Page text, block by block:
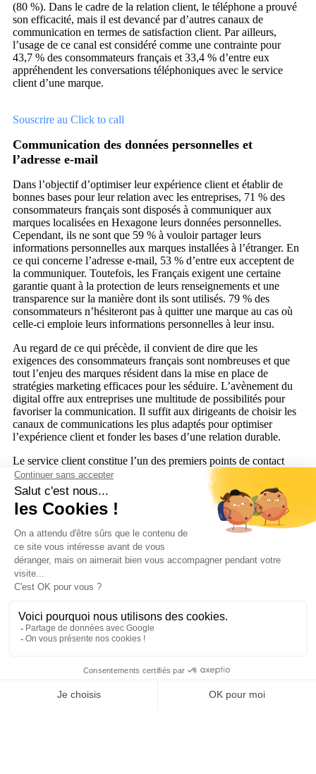
(80 %). Dans le cadre de la relation client, le téléphone a prouvé
son efficacité, mais il est devancé par d’autres canaux de
communication en termes de satisfaction client. Par ailleurs,
l’usage de ce canal est considéré comme une contrainte pour
43,7 % des consommateurs français et 33,4 % d’entre eux
appréhendent les conversations téléphoniques avec le service
client d’une marque.
Souscrire au Click to call
Communication des données personnelles et
l’adresse e-mail
Dans l’objectif d’optimiser leur expérience client et établir de
bonnes bases pour leur relation avec les entreprises, 71 % des
consommateurs français sont disposés à communiquer aux
marques localisées en Hexagone leurs données personnelles.
Cependant, ils ne sont que 59 % à vouloir partager leurs
informations personnelles aux marques installées à l’étranger. En
ce qui concerne l’adresse e-mail, 53 % d’entre eux acceptent de
la communiquer. Toutefois, les Français exigent une certaine
garantie quant à la protection de leurs renseignements et une
transparence sur la manière dont ils sont utilisés. 79 % des
consommateurs n’hésiteront pas à quitter une marque au cas où
celle-ci emploie leurs informations personnelles à leur insu.
Au regard de ce qui précède, il convient de dire que les
exigences des consommateurs français sont nombreuses et que
tout l’enjeu des marques résident dans la mise en place de
stratégies marketing efficaces pour les séduire. L’avènement du
digital offre aux entreprises une multitude de possibilités pour
favoriser la communication. Il suffit aux dirigeants de choisir les
canaux de communications les plus adaptés pour optimiser
l’expérience client et fonder les bases d’une relation durable.
Le service client constitue l’un des premiers points de contact
avec l’entreprise. Axialys a développé pour les centres de
contacts une solution packagée, le Voice Management
pour la
gestion optimale des plateaux d’appels. Pour tout renseignements
sur cette solution, n’hésitez pas à nous contacter.